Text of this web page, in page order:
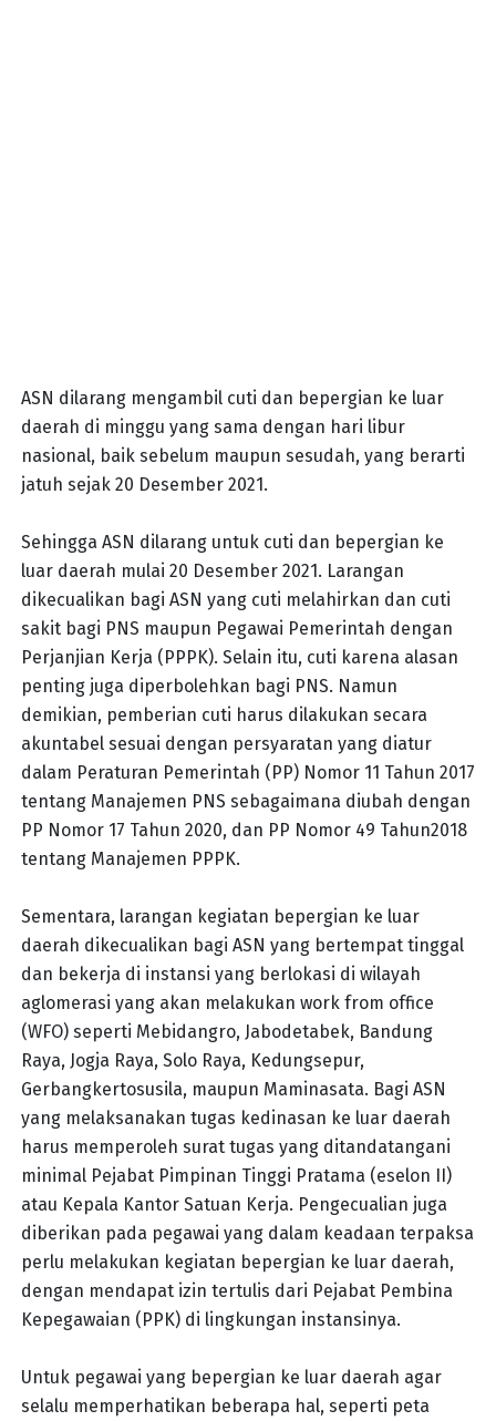
ASN dilarang mengambil cuti dan bepergian ke luar
daerah di minggu yang sama dengan hari libur
nasional, baik sebelum maupun sesudah, yang berarti
jatuh sejak 20 Desember 2021.
Sehingga ASN dilarang untuk cuti dan bepergian ke
luar daerah mulai 20 Desember 2021. Larangan
dikecualikan bagi ASN yang cuti melahirkan dan cuti
sakit bagi PNS maupun Pegawai Pemerintah dengan
Perjanjian Kerja (PPPK). Selain itu, cuti karena alasan
penting juga diperbolehkan bagi PNS. Namun
demikian, pemberian cuti harus dilakukan secara
akuntabel sesuai dengan persyaratan yang diatur
dalam Peraturan Pemerintah (PP) Nomor 11 Tahun 2017
tentang Manajemen PNS sebagaimana diubah dengan
PP Nomor 17 Tahun 2020, dan PP Nomor 49 Tahun2018
tentang Manajemen PPPK.
Sementara, larangan kegiatan bepergian ke luar
daerah dikecualikan bagi ASN yang bertempat tinggal
dan bekerja di instansi yang berlokasi di wilayah
aglomerasi yang akan melakukan work from office
(WFO) seperti Mebidangro, Jabodetabek, Bandung
Raya, Jogja Raya, Solo Raya, Kedungsepur,
Gerbangkertosusila, maupun Maminasata. Bagi ASN
yang melaksanakan tugas kedinasan ke luar daerah
harus memperoleh surat tugas yang ditandatangani
minimal Pejabat Pimpinan Tinggi Pratama (eselon II)
atau Kepala Kantor Satuan Kerja. Pengecualian juga
diberikan pada pegawai yang dalam keadaan terpaksa
perlu melakukan kegiatan bepergian ke luar daerah,
dengan mendapat izin tertulis dari Pejabat Pembina
Kepegawaian (PPK) di lingkungan instansinya.
Untuk pegawai yang bepergian ke luar daerah agar
selalu memperhatikan beberapa hal, seperti peta